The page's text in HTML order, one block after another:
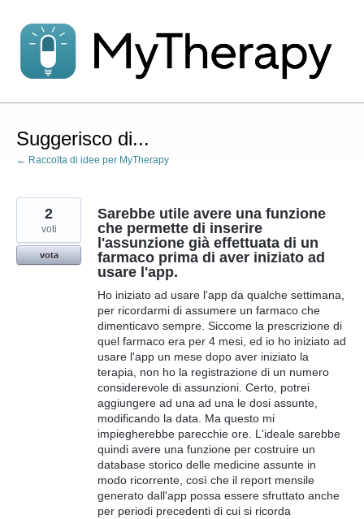
al
contenuto
Suggerisco di...
← Raccolta di idee per MyTherapy
Sarebbe utile avere una funzione
che permette di inserire
l'assunzione già effettuata di un
farmaco prima di aver iniziato ad
usare l'app.
Ho iniziato ad usare l'app da qualche settimana,
per ricordarmi di assumere un farmaco che
dimenticavo sempre. Siccome la prescrizione di
quel farmaco era per 4 mesi, ed io ho iniziato ad
usare l'app un mese dopo aver iniziato la
terapia, non ho la registrazione di un numero
considerevole di assunzioni. Certo, potrei
aggiungere ad una ad una le dosi assunte,
modificando la data. Ma questo mi
impiegherebbe parecchie ore. L'ideale sarebbe
quindi avere una funzione per costruire un
database storico delle medicine assunte in
modo ricorrente, così che il report mensile
generato dall'app possa essere sfruttato anche
per periodi precedenti di cui si ricorda
2
voti
vota